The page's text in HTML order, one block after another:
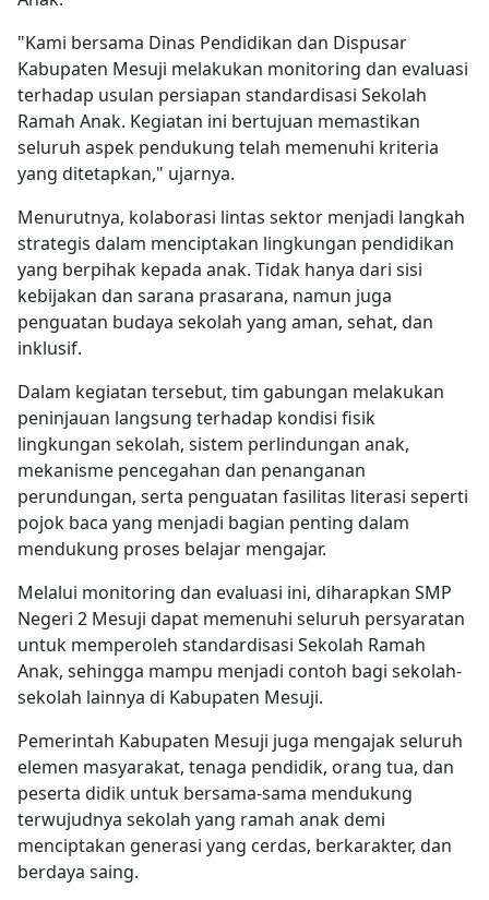
"Kami bersama Dinas Pendidikan dan Dispusar
Kabupaten Mesuji melakukan monitoring dan evaluasi
terhadap usulan persiapan standardisasi Sekolah
Ramah Anak. Kegiatan ini bertujuan memastikan
seluruh aspek pendukung telah memenuhi kriteria
yang ditetapkan," ujarnya.
Menurutnya, kolaborasi lintas sektor menjadi langkah
strategis dalam menciptakan lingkungan pendidikan
yang berpihak kepada anak. Tidak hanya dari sisi
kebijakan dan sarana prasarana, namun juga
penguatan budaya sekolah yang aman, sehat, dan
inklusif.
Dalam kegiatan tersebut, tim gabungan melakukan
peninjauan langsung terhadap kondisi fisik
lingkungan sekolah, sistem perlindungan anak,
mekanisme pencegahan dan penanganan
perundungan, serta penguatan fasilitas literasi seperti
pojok baca yang menjadi bagian penting dalam
mendukung proses belajar mengajar.
Melalui monitoring dan evaluasi ini, diharapkan SMP
Negeri 2 Mesuji dapat memenuhi seluruh persyaratan
untuk memperoleh standardisasi Sekolah Ramah
Anak, sehingga mampu menjadi contoh bagi sekolah-
sekolah lainnya di Kabupaten Mesuji.
Pemerintah Kabupaten Mesuji juga mengajak seluruh
elemen masyarakat, tenaga pendidik, orang tua, dan
peserta didik untuk bersama-sama mendukung
terwujudnya sekolah yang ramah anak demi
menciptakan generasi yang cerdas, berkarakter, dan
berdaya saing.